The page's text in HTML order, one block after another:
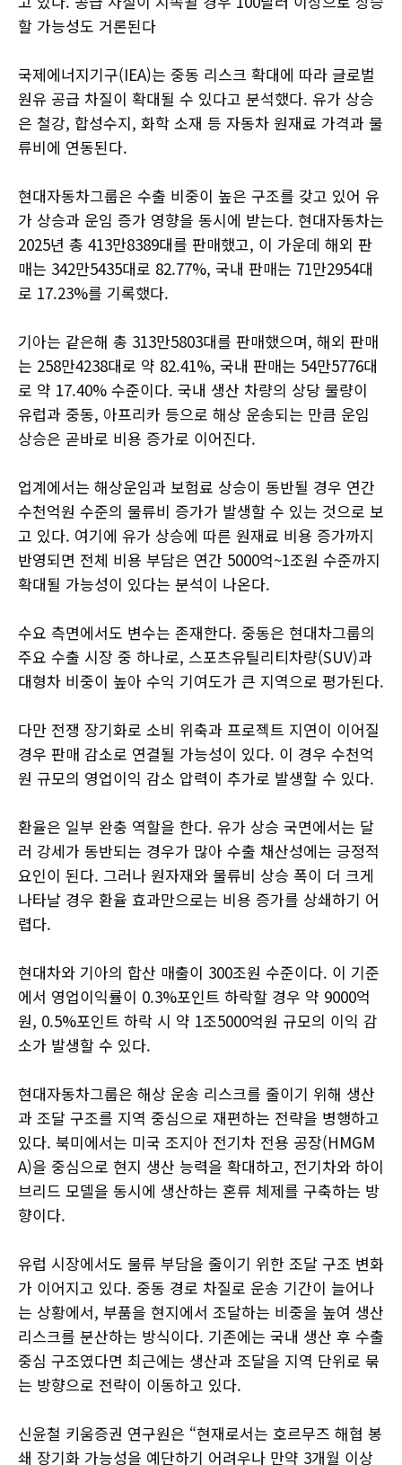
할 가능성도 거론된다
국제에너지기구(IEA)는 중동 리스크 확대에 따라 글로벌
원유 공급 차질이 확대될 수 있다고 분석했다. 유가 상승
은 철강, 합성수지, 화학 소재 등 자동차 원재료 가격과 물
류비에 연동된다.
현대자동차그룹은 수출 비중이 높은 구조를 갖고 있어 유
가 상승과 운임 증가 영향을 동시에 받는다. 현대자동차는
2025년 총 413만8389대를 판매했고, 이 가운데 해외 판
매는 342만5435대로 82.77%, 국내 판매는 71만2954대
로 17.23%를 기록했다.
기아는 같은해 총 313만5803대를 판매했으며, 해외 판매
는 258만4238대로 약 82.41%, 국내 판매는 54만5776대
로 약 17.40% 수준이다. 국내 생산 차량의 상당 물량이
유럽과 중동, 아프리카 등으로 해상 운송되는 만큼 운임
상승은 곧바로 비용 증가로 이어진다.
업계에서는 해상운임과 보험료 상승이 동반될 경우 연간
수천억원 수준의 물류비 증가가 발생할 수 있는 것으로 보
고 있다. 여기에 유가 상승에 따른 원재료 비용 증가까지
반영되면 전체 비용 부담은 연간 5000억~1조원 수준까지
확대될 가능성이 있다는 분석이 나온다.
수요 측면에서도 변수는 존재한다. 중동은 현대차그룹의
주요 수출 시장 중 하나로, 스포츠유틸리티차량(SUV)과
대형차 비중이 높아 수익 기여도가 큰 지역으로 평가된다.
다만 전쟁 장기화로 소비 위축과 프로젝트 지연이 이어질
경우 판매 감소로 연결될 가능성이 있다. 이 경우 수천억
원 규모의 영업이익 감소 압력이 추가로 발생할 수 있다.
환율은 일부 완충 역할을 한다. 유가 상승 국면에서는 달
러 강세가 동반되는 경우가 많아 수출 채산성에는 긍정적
요인이 된다. 그러나 원자재와 물류비 상승 폭이 더 크게
나타날 경우 환율 효과만으로는 비용 증가를 상쇄하기 어
렵다.
현대차와 기아의 합산 매출이 300조원 수준이다. 이 기준
에서 영업이익률이 0.3%포인트 하락할 경우 약 9000억
원, 0.5%포인트 하락 시 약 1조5000억원 규모의 이익 감
소가 발생할 수 있다.
현대자동차그룹은 해상 운송 리스크를 줄이기 위해 생산
과 조달 구조를 지역 중심으로 재편하는 전략을 병행하고
있다. 북미에서는 미국 조지아 전기차 전용 공장(HMGM
A)을 중심으로 현지 생산 능력을 확대하고, 전기차와 하이
브리드 모델을 동시에 생산하는 혼류 체제를 구축하는 방
향이다.
유럽 시장에서도 물류 부담을 줄이기 위한 조달 구조 변화
가 이어지고 있다. 중동 경로 차질로 운송 기간이 늘어나
는 상황에서, 부품을 현지에서 조달하는 비중을 높여 생산
리스크를 분산하는 방식이다. 기존에는 국내 생산 후 수출
중심 구조였다면 최근에는 생산과 조달을 지역 단위로 묶
는 방향으로 전략이 이동하고 있다.
신윤철 키움증권 연구원은 “현재로서는 호르무즈 해협 봉
쇄 장기화 가능성을 예단하기 어려우나 만약 3개월 이상